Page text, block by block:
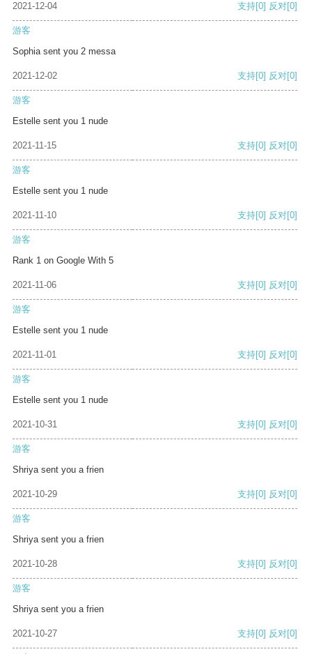
2021-12-04 支持[0] 反对[0]
游客
Sophia sent you 2 messa
2021-12-02 支持[0] 反对[0]
游客
Estelle sent you 1 nude
2021-11-15 支持[0] 反对[0]
游客
Estelle sent you 1 nude
2021-11-10 支持[0] 反对[0]
游客
Rank 1 on Google With 5
2021-11-06 支持[0] 反对[0]
游客
Estelle sent you 1 nude
2021-11-01 支持[0] 反对[0]
游客
Estelle sent you 1 nude
2021-10-31 支持[0] 反对[0]
游客
Shriya sent you a frien
2021-10-29 支持[0] 反对[0]
游客
Shriya sent you a frien
2021-10-28 支持[0] 反对[0]
游客
Shriya sent you a frien
2021-10-27 支持[0] 反对[0]